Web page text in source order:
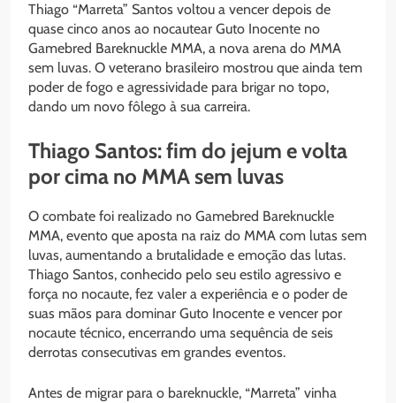
Thiago “Marreta” Santos voltou a vencer depois de
quase cinco anos ao nocautear Guto Inocente no
Gamebred Bareknuckle MMA, a nova arena do MMA
sem luvas. O veterano brasileiro mostrou que ainda tem
poder de fogo e agressividade para brigar no topo,
dando um novo fôlego à sua carreira.
Thiago Santos: fim do jejum e volta
por cima no MMA sem luvas
O combate foi realizado no Gamebred Bareknuckle
MMA, evento que aposta na raiz do MMA com lutas sem
luvas, aumentando a brutalidade e emoção das lutas.
Thiago Santos, conhecido pelo seu estilo agressivo e
força no nocaute, fez valer a experiência e o poder de
suas mãos para dominar Guto Inocente e vencer por
nocaute técnico, encerrando uma sequência de seis
derrotas consecutivas em grandes eventos.
Antes de migrar para o bareknuckle, “Marreta” vinha